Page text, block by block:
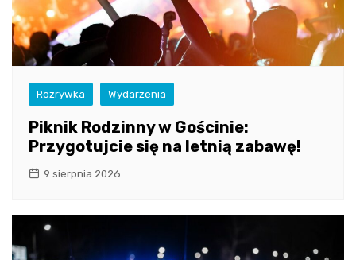
Rozrywka Wydarzenia
Piknik Rodzinny w Gościnie:
Przygotujcie się na letnią zabawę!
9 sierpnia 2026